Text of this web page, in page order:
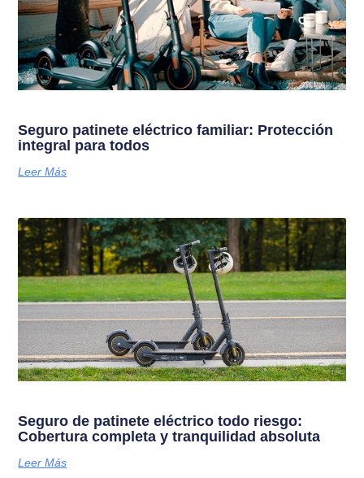
Seguro patinete eléctrico familiar: Protección
integral para todos
Leer Más
Seguro de patinete eléctrico todo riesgo:
Cobertura completa y tranquilidad absoluta
Leer Más